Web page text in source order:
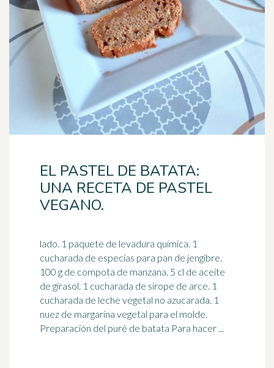
EL PASTEL DE BATATA:
UNA RECETA DE PASTEL
VEGANO.
lado. 1 paquete de levadura química. 1
cucharada de especias para pan de jengibre.
100 g de compota de manzana. 5 cl de aceite
de girasol. 1 cucharada de sirope de arce. 1
cucharada de leche vegetal no azucarada. 1
nuez de margarina vegetal para el molde.
Preparación del puré de batata Para hacer ...